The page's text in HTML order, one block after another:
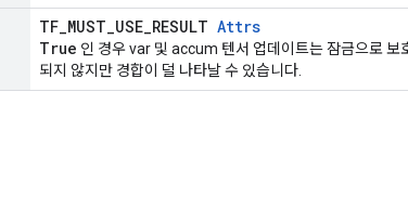
TF_MUST_USE_RESULT Attrs
True 인 경우 var 및 accum 텐서 업데이트는 잠금으로 보
되지 않지만 경합이 덜 나타날 수 있습니다.